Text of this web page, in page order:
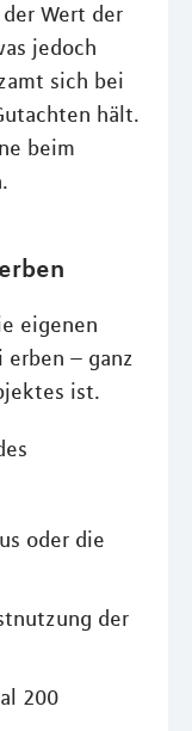
Wert der
jedoch
sich bei
hält.
beim
eigenen
– ganz
ist.
oder die
der
200